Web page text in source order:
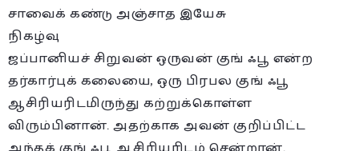
சாவைக் கண்டு அஞ்சாத இயேசு
நிகழ்வு
ஜப்பானியச் சிறுவன் ஒருவன் குங் ஃபூ என்ற
தர்கார்புக் கலையை, ஒரு பிரபல குங் ஃபூ
ஆசிரியரிடமிருந்து கற்றுக்கொள்ள
விரும்பினான். அதற்காக அவன் குறிப்பிட்ட